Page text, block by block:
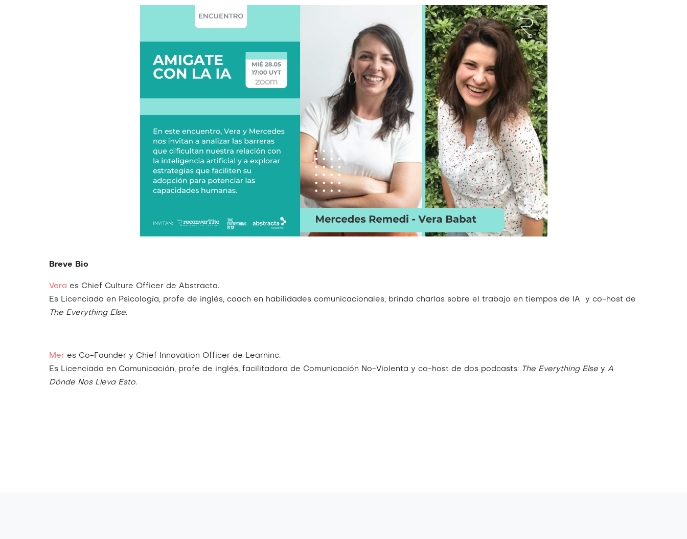
Breve Bio
Vera es Chief Culture Officer de Abstracta.
Es Licenciada en Psicología, profe de inglés, coach en habilidades comunicacionales, brinda charlas sobre el trabajo en tiempos de IA y co-host de
The Everything Else.
Mer es Co-Founder y Chief Innovation Officer de Learninc.
Es Licenciada en Comunicación, profe de inglés, facilitadora de Comunicación No-Violenta y co-host de dos podcasts:
The Everything Else y A
Dónde Nos Lleva Esto.